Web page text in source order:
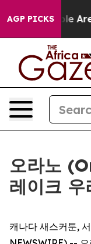
AGP PICKS
“People Are
오라노
레이크
캐나다 새스커툰,